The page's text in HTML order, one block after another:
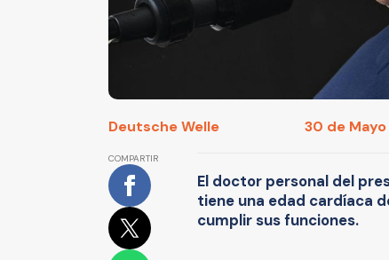
Deutsche Welle 30 de
COMPARTIR
El doctor personal del
tiene una edad cardíaca
cumplir sus funciones.